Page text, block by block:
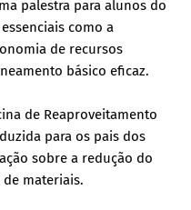
palestra para alunos do
como a
de recursos
básico eficaz.
de Reaproveitamento
para os pais dos
sobre a redução do
materiais.